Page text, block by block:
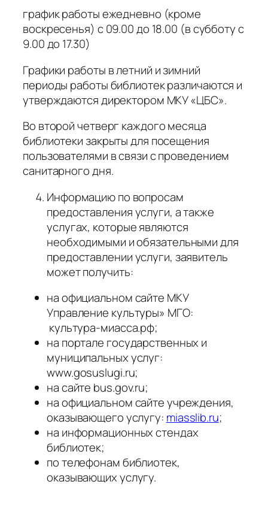
график работы ежедневно (кроме
воскресенья) с 09.00 до 18.00 (в субботу с
9.00 до 17.30)
Графики работы в летний и зимний
периоды работы библиотек различаются и
утверждаются директором МКУ «ЦБС».
Во второй четверг каждого месяца
библиотеки закрыты для посещения
пользователями в связи с проведением
санитарного дня.
Информацию по вопросам
предоставления услуги, а также
услугах, которые являются
необходимыми и обязательными для
предоставлении услуги, заявитель
может получить:
на официальном сайте МКУ
Управление культуры» МГО:
культура-миасса.рф;
на портале государственных и
муниципальных услуг:
www.gosuslugi.ru;
на сайте bus.gov.ru;
на официальном сайте учреждения,
оказывающего услугу: miasslib.ru;
на информационных стендах
библиотек;
по телефонам библиотек,
оказывающих услугу.